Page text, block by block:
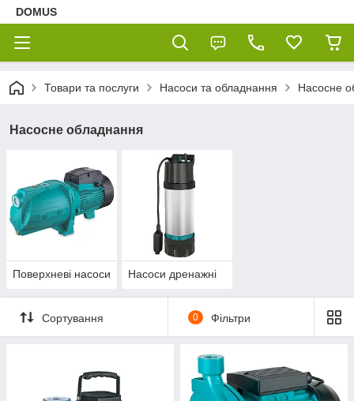
DOMUS
Товари та послуги Насоси та обладнання Насосне
Насосне обладнання
Поверхневі насоси Насоси дренажні
Сортування 0 Фільтри